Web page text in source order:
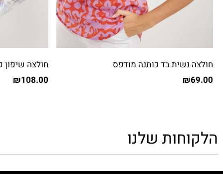
חולצה נשית בד כותנה מודפס
₪69.00
חולצה שיפון
₪108.00
הלקוחות שלנו